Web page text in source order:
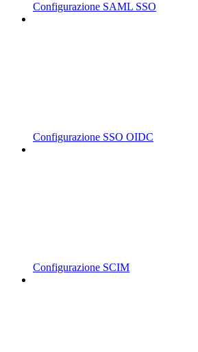
Configurazione SAML SSO
Configurazione SSO OIDC
Configurazione SCIM